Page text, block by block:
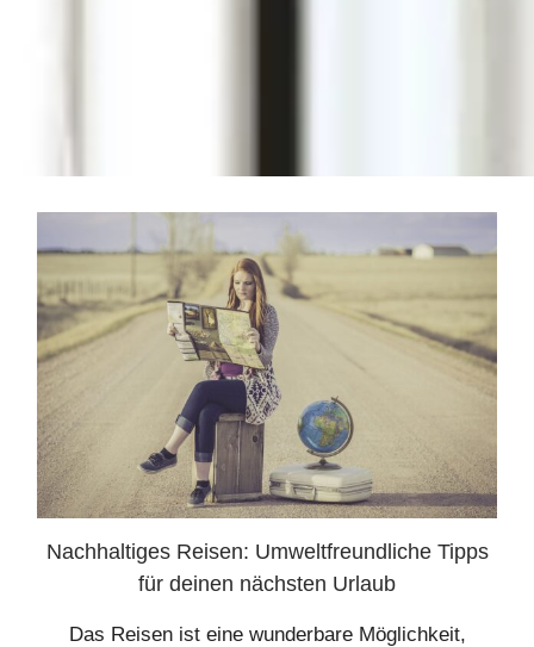
Nachhaltiges Reisen: Umweltfreundliche Tipps
für deinen nächsten Urlaub
Das Reisen ist eine wunderbare Möglichkeit,